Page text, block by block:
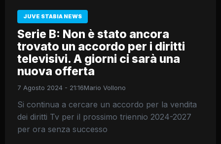
JUVE STABIA NEWS
Serie B: Non è stato ancora
trovato un accordo per i diritti
televisivi. A giorni ci sarà una
nuova offerta
7 Agosto 2024 - 21:16Mario Vollono
Si continua a cercare un accordo per la vendita
dei diritti Tv per il prossimo triennio 2024-2027
per ora senza successo